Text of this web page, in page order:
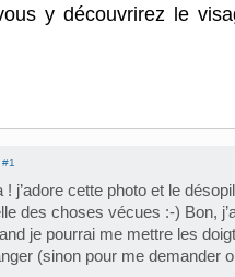
y découvrirez le
#1
! j’adore cette photo et le
des choses vécues :-) Bon,
je pourrai me mettre les
(sinon pour me demander